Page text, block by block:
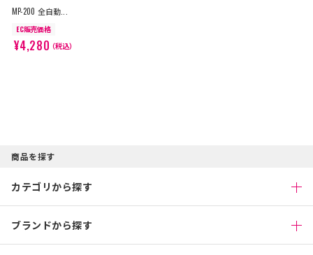
MP-200 全自動...
EC販売価格
¥4,280（税込）
商品を探す
カテゴリから探す
ブランドから探す